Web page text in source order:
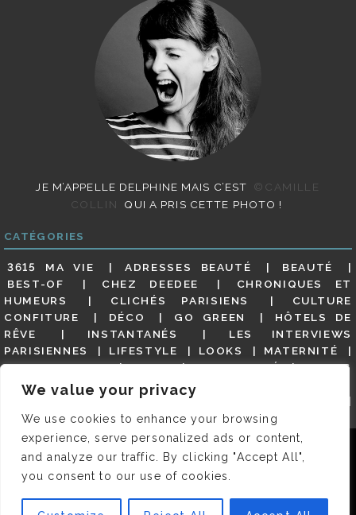
We value your privacy
We use cookies to enhance your browsing
experience, serve personalized ads or content,
and analyze our traffic. By clicking "Accept All",
you consent to our use of cookies.
JE M’APPELLE DELPHINE MAIS C’EST
©CAMILLE
COLLIN
QUI A PRIS CETTE PHOTO !
CATÉGORIES
3615 MA VIE ADRESSES BEAUTÉ
BEAUTÉ
BEST-OF
CHEZ DEEDEE
CHRONIQUES ET
HUMEURS
CLICHÉS PARISIENS
CULTURE
CONFITURE
DÉCO GO GREEN
HÔTELS DE
RÊVE
INSTANTANÉS
LES INTERVIEWS
PARISIENNES
LIFESTYLE LOOKS
MATERNITÉ
MES ADRESSES
MODE NON CLASSÉ
OLDIES
(BUT GOODIES)
PAR ICI LE MAGOT !
PARIS EN PHOTOS
REVUE DE PRESSE DÉTAILLÉE, SIOU PLAIT
DE THÉ
SHOPPING VIDÉOS
VITE ! UN RESTO
VOYAGES VOYAGES
HELLOELO
. MADE BY SAFEA
Nous utilisons des cookies pour vous garantir la meilleure
expérience sur notre site. Si vous continuez à utiliser ce
dernier, nous considérerons que vous acceptez l'utilisation des
cookies.